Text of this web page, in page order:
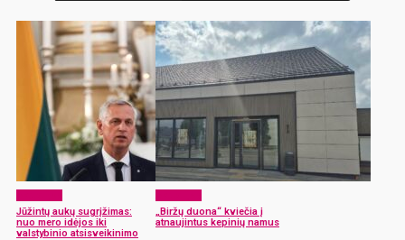
Jūžintų aukų sugrįžimas:
nuo mero idėjos iki
valstybinio atsisveikinimo
„Biržų duona“ kviečia į
atnaujintus kepinių namus